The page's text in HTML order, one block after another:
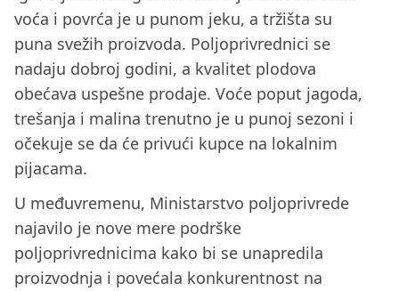
voća i povrća je u punom jeku, a tržišta su
puna svežih proizvoda. Poljoprivrednici se
nadaju dobroj godini, a kvalitet plodova
obećava uspešne prodaje. Voće poput jagoda,
trešanja i malina trenutno je u punoj sezoni i
očekuje se da će privući kupce na lokalnim
pijacama.
U međuvremenu, Ministarstvo poljoprivrede
najavilo je nove mere podrške
poljoprivrednicima kako bi se unapredila
proizvodnja i povećala konkurentnost na